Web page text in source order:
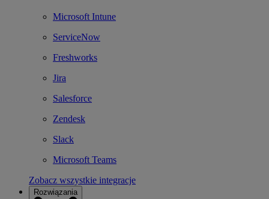
Microsoft Intune
ServiceNow
Freshworks
Jira
Salesforce
Zendesk
Slack
Microsoft Teams
Zobacz wszystkie integracje
Rozwiązania